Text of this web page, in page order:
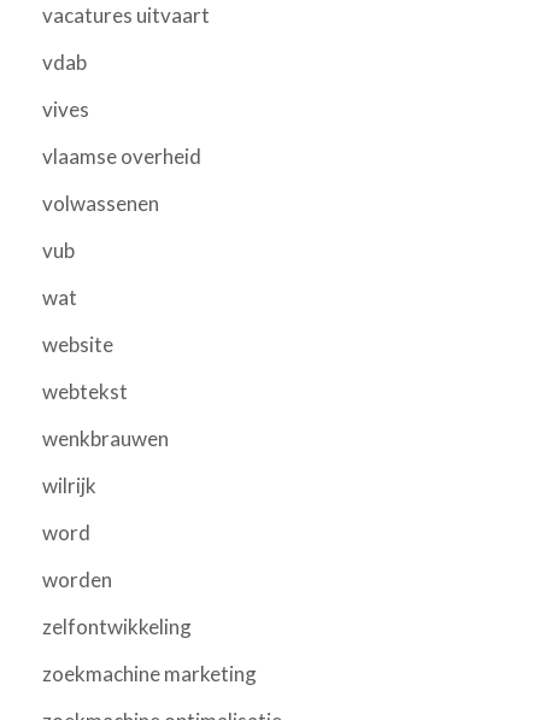
vacatures uitvaart
vdab
vives
vlaamse overheid
volwassenen
vub
wat
website
webtekst
wenkbrauwen
wilrijk
word
worden
zelfontwikkeling
zoekmachine marketing